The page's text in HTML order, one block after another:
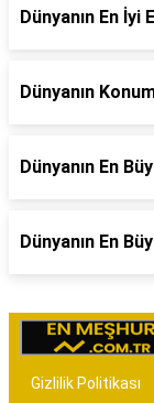
Dünyanın En İyi
Dünyanın
Dünyanın En
Dünyanın En
Gizlilik Politikası